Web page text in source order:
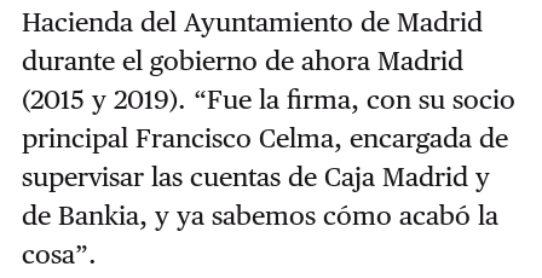
Hacienda del Ayuntamiento de Madrid
durante el gobierno de ahora Madrid
(2015 y 2019). “Fue la firma, con su socio
principal Francisco Celma, encargada de
supervisar las cuentas de Caja Madrid y
de Bankia, y ya sabemos cómo acabó la
cosa”.